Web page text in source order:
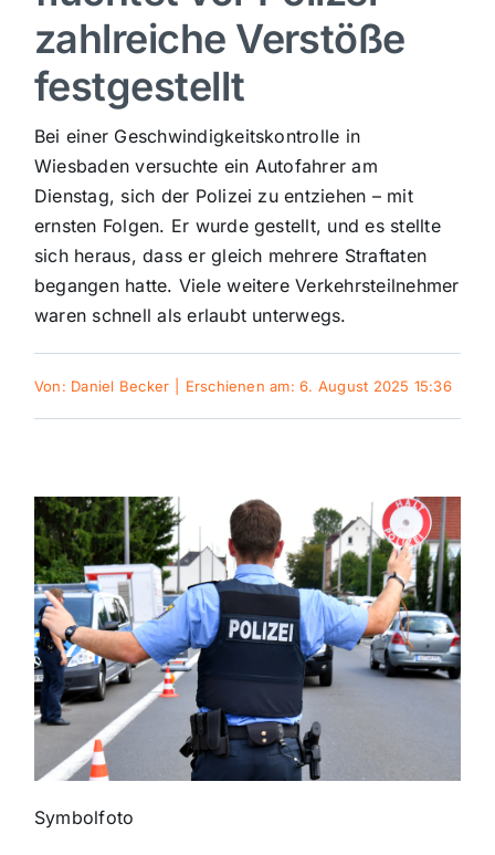
Sport
Panorama
Mein Stadtteil
Themen und Termine
Gewinnspiele
zahlreiche Verstöße
festgestellt
Bei einer Geschwindigkeitskontrolle in
Wiesbaden versuchte ein Autofahrer am
Dienstag, sich der Polizei zu entziehen – mit
ernsten Folgen. Er wurde gestellt, und es stellte
sich heraus, dass er gleich mehrere Straftaten
begangen hatte. Viele weitere Verkehrsteilnehmer
waren schnell als erlaubt unterwegs.
Von: Daniel Becker Erschienen am: 6. August 2025 15:36
Symbolfoto